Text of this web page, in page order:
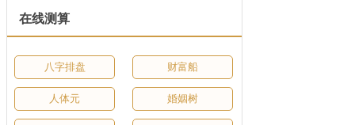
在线测算
八字排盘 财富船
人体元 婚姻树